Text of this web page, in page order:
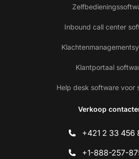
Inbound call center
Klantportaal
Help desk software voor
Verkoop
+421 2 33 456
+1-888-257-